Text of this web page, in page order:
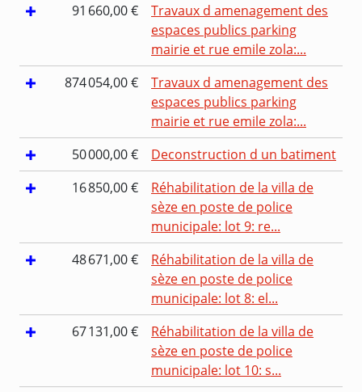
91 660,00 €
Travaux d amenagement des
espaces publics parking
mairie et rue emile zola:...
874 054,00 €
Travaux d amenagement des
espaces publics parking
mairie et rue emile zola:...
50 000,00 €
Deconstruction d un batiment
16 850,00 €
Réhabilitation de la villa de
sèze en poste de police
municipale: lot 9: re...
48 671,00 €
Réhabilitation de la villa de
sèze en poste de police
municipale: lot 8: el...
67 131,00 €
Réhabilitation de la villa de
sèze en poste de police
municipale: lot 10: s...